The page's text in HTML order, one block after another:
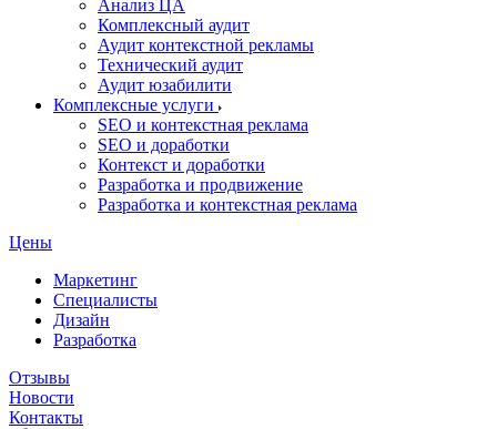
Анализ ЦА
Комплексный аудит
Аудит контекстной рекламы
Технический аудит
Аудит юзабилити
Комплексные услуги
SEO и контекстная реклама
SEO и доработки
Контекст и доработки
Разработка и продвижение
Разработка и контекстная реклама
Цены
Маркетинг
Специалисты
Дизайн
Разработка
Отзывы
Новости
Контакты